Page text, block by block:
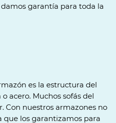
garantía para toda la
es la estructura del
acero. Muchos sofás del
Con nuestros armazones no
que los garantizamos para